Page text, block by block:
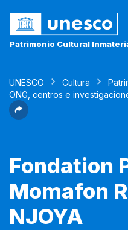
Patrimonio Cultural
UNESCO Cultura
ONG, centros e
Fondation
Momafon
NJOYA